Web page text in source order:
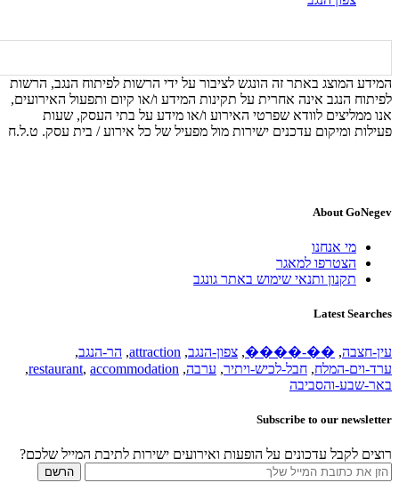
המידע המוצג באתר זה הונגש לציבור על ידי הרשות לפיתוח הנגב, הרשות
לפיתוח הנגב אינה אחרית על תקינות המידע ו/או קיום ותפעול האירועים,
אנו ממליצים לוודא שפרטי האירוע ו/או מידע על בתי העסק, שעות
פעילות ומיקום עדכנים ישירות מול מפעיל של כל אירוע / בית עסק. ט.ל.ח
About GoNegev
מי אנחנו
הצטרפו למאגר
תקנון ותנאי שימוש באתר גונגב
Latest Searches
עין-חצבה,
��-����
, צפון-הנגב,
attraction
, הר-הנגב,
ערד-וים-המלח, חבל-לכיש-ויתיר, ערבה,
restaurant, accommodation
,
באר-שבע-והסביבה
Subscribe to our newsletter
רוצים לקבל עדכונים על הופעות ואירועים ישירות לתיבת המייל שלכם?